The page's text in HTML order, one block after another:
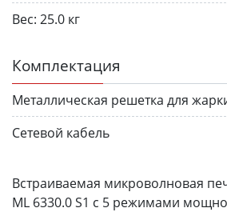
Вес: 25.0 кг
Комплектация
Металлическая решетка для
Сетевой кабель
Встраиваемая микроволновая
ML 6330.0 S1 с 5 режимами